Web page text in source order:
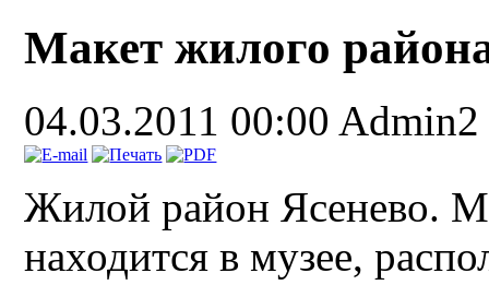
Макет жилого
04.03.2011 00:00 Admin2
Жилой район Ясенево.
находится в музее,